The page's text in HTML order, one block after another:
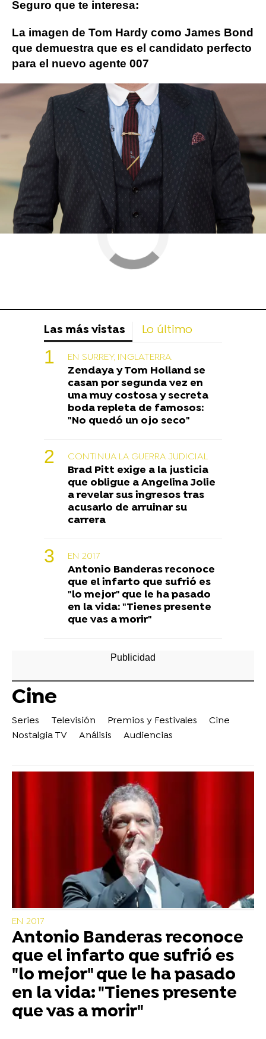
Seguro que te interesa:
La imagen de Tom Hardy como James Bond
que demuestra que es el candidato perfecto
para el nuevo agente 007
James Bond
Las más vistas Lo último
EN SURREY, INGLATERRA
Zendaya y Tom Holland se
casan por segunda vez en
una muy costosa y secreta
boda repleta de famosos:
"No quedó un ojo seco"
CONTINUA LA GUERRA JUDICIAL
Brad Pitt exige a la justicia
que obligue a Angelina Jolie
a revelar sus ingresos tras
acusarlo de arruinar su
carrera
EN 2017
Antonio Banderas reconoce
que el infarto que sufrió es
"lo mejor" que le ha pasado
en la vida: "Tienes presente
que vas a morir"
Cine
Series Televisión Premios y Festivales
Cine
Nostalgia TV
Análisis Audiencias
EN 2017
Antonio Banderas reconoce
que el infarto que sufrió es
"lo mejor" que le ha pasado
en la vida: "Tienes presente
que vas a morir"